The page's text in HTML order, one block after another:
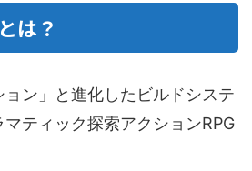
は？
ン」と進化したビルドシステ
ティック探索アクションRPG